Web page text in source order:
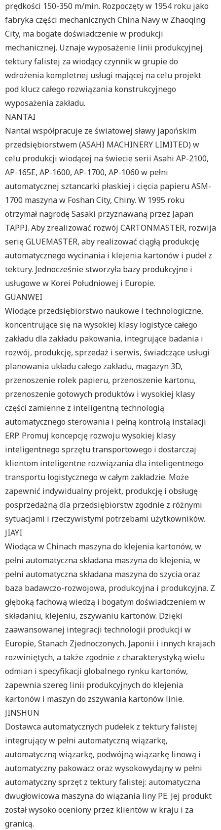
prędkości 150-350 m/min. Rozpoczęty w 1954 roku jako
fabryka części mechanicznych China Navy w Zhaoqing
City, ma bogate doświadczenie w produkcji
mechanicznej. Uznaje wyposażenie linii produkcyjnej
tektury falistej za wiodący czynnik w grupie do
wdrożenia kompletnej usługi mającej na celu projekt
pod klucz całego rozwiązania konstrukcyjnego
wyposażenia zakładu.
NANTAI
Nantai współpracuje ze światowej sławy japońskim
przedsiębiorstwem (ASAHI MACHINERY LIMITED) w
celu produkcji wiodącej na świecie serii Asahi AP-2100,
AP-165E, AP-1600, AP-1700, AP-1060 w pełni
automatycznej sztancarki płaskiej i cięcia papieru ASM-
1700 maszyna w Foshan City, Chiny. W 1995 roku
otrzymał nagrodę Sasaki przyznawaną przez Japan
TAPPI. Aby zrealizować rozwój CARTONMASTER, rozwija
serię GLUEMASTER, aby realizować ciągłą produkcję
automatycznego wycinania i klejenia kartonów i pudeł z
tektury. Jednocześnie stworzyła bazy produkcyjne i
usługowe w Korei Południowej i Europie.
GUANWEI
Wiodące przedsiębiorstwo naukowe i technologiczne,
koncentrujące się na wysokiej klasy logistyce całego
zakładu dla zakładu pakowania, integrujące badania i
rozwój, produkcję, sprzedaż i serwis, świadczące usługi
planowania układu całego zakładu, magazyn 3D,
przenoszenie rolek papieru, przenoszenie kartonu,
przenoszenie gotowych produktów i wysokiej klasy
części zamienne z inteligentną technologią
automatycznego sterowania i pełną kontrolą instalacji
ERP. Promuj koncepcję rozwoju wysokiej klasy
inteligentnego sprzętu transportowego i dostarczaj
klientom inteligentne rozwiązania dla inteligentnego
transportu logistycznego w całym zakładzie. Może
zapewnić indywidualny projekt, produkcję i obsługę
posprzedażną dla przedsiębiorstw zgodnie z różnymi
sytuacjami i rzeczywistymi potrzebami użytkowników.
JIAYI
Wiodąca w Chinach maszyna do klejenia kartonów, w
pełni automatyczna składana maszyna do klejenia, w
pełni automatyczna składana maszyna do szycia oraz
baza badawczo-rozwojowa, produkcyjna i produkcyjna. Z
głęboką fachową wiedzą i bogatym doświadczeniem w
składaniu, klejeniu, zszywaniu kartonów. Dzięki
zaawansowanej integracji technologii produkcji w
Europie, Stanach Zjednoczonych, Japonii i innych krajach
rozwiniętych, a także zgodnie z charakterystyką wielu
odmian i specyfikacji globalnego rynku kartonów,
zapewnia szereg linii produkcyjnych do klejenia
kartonów i maszyn do zszywania kartonów linie.
JINSHUN
Dostawca automatycznych pudełek z tektury falistej
integrujący w pełni automatyczną wiązarkę,
automatyczną wiązarkę, podwójną wiązarkę linową i
automatyczny pakowacz oraz wysokowydajny w pełni
automatyczny sprzęt z tektury falistej: automatyczna
dwugłowicowa maszyna do wiązania liny PE. Jej produkt
został wysoko oceniony przez klientów w kraju i za
granicą.